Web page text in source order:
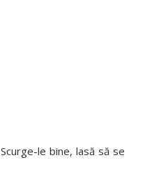
le bine, lasă să se